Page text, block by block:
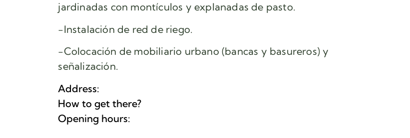
jardinadas con montículos y explanadas de pasto.
-Instalación de red de riego.
-Colocación de mobiliario urbano (bancas y basureros) y
señalización.
Address:
How to get there?
Opening hours: